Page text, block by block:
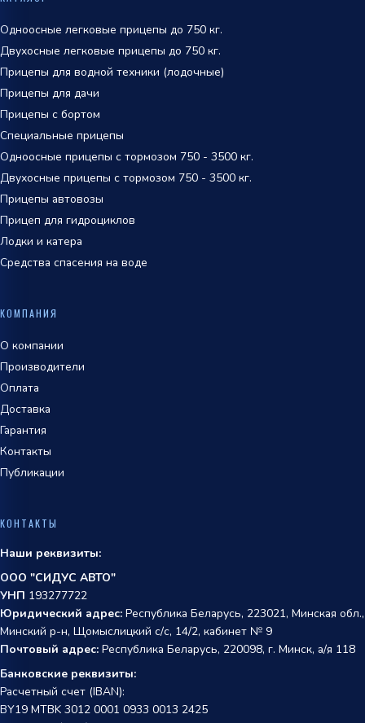
Одноосные легковые прицепы до 750 кг.
Двухосные легковые прицепы до 750 кг.
Прицепы для водной техники (лодочные)
Прицепы для дачи
Прицепы с бортом
Специальные прицепы
Одноосные прицепы с тормозом 750 - 3500 кг.
Двухосные прицепы с тормозом 750 - 3500 кг.
Прицепы автовозы
Прицеп для гидроциклов
Лодки и катера
Средства спасения на воде
КОМПАНИЯ
О компании
Производители
Оплата
Доставка
Гарантия
Контакты
Публикации
КОНТАКТЫ
Наши реквизиты:
ООО "СИДУС АВТО"
УНП 193277722
Юридический адрес: Республика Беларусь, 223021, Минская обл.,
Минский р-н, Щомыслицкий с/с, 14/2, кабинет № 9
Почтовый адрес: Республика Беларусь, 220098, г. Минск, а/я 118
Банковские реквизиты:
Расчетный счет (IBAN):
BY19 MTBK 3012 0001 0933 0013 2425